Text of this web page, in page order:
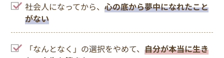
社会人になってから、心の底から夢中になれたこと
がない
「なんとなく」の選択をやめて、自分が本当に生き